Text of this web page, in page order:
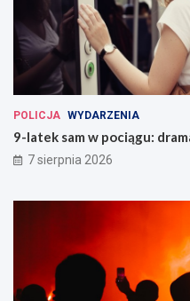
POLICJA WYDARZENIA
9-latek sam w pociągu:
7 sierpnia 2026